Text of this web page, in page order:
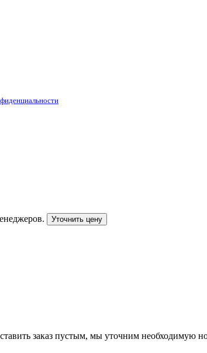
Уточнить цену
заказ пустым, мы уточним необходимую